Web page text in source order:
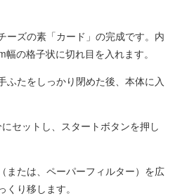
ズの素「カード」の完成です。内
の格子状に切れ目を入れます。
たをしっかり閉めた後、本体に入
ットし、スタートボタンを押し
たは、ペーパーフィルター）を広
り移します。